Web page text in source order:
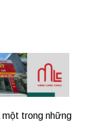
một trong những